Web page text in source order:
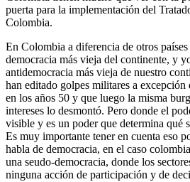
puerta para la implementación del
Colombia.
En Colombia a diferencia de otros países
democracia más vieja del continente, y
antidemocracia más vieja de nuestro
han editado golpes militares a
en los años 50 y que luego la misma
intereses lo desmontó. Pero donde el
visible y es un poder que determina qué
Es muy importante tener en cuenta eso
habla de democracia, en el caso
una seudo-democracia, donde los
ninguna acción de participación y de